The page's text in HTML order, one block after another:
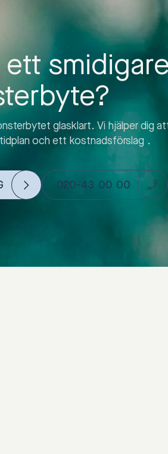
smidigare
glasklart. Vi hjälper dig
och ett kostnadsförslag .
020-43 00 00